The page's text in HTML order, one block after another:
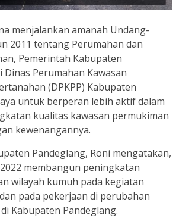
menjalankan amanah Undang-
2011 tentang Perumahan dan
Pemerintah Kabupaten
Dinas Perumahan Kawasan
(DPKPP) Kabupaten
untuk berperan lebih aktif dalam
kualitas kawasan permukiman
kewenangannya.
Pandeglang, Roni mengatakan,
membangun peningkatan
wilayah kumuh pada kegiatan
pada pekerjaan di perubahan
Kabupaten Pandeglang.